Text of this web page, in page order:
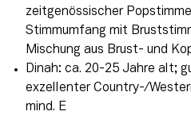
zeitgenössischer
Stimmumfang mit
Mischung aus Brust- und
Dinah: ca. 20-25 Jahre alt;
exzellenter Country-/
mind. E